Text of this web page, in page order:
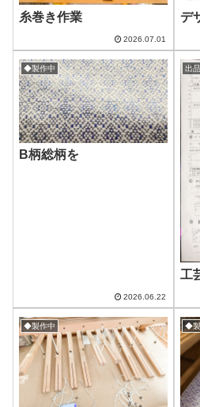
糸巻き作業
2026.07.01
デ
◆製作中
B柄総柄を
2026.06.22
出
工
◆製作中 ◆製